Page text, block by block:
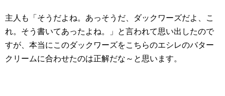
主人も「そうだよね。あっそうだ、ダックワーズだよ、こ
れ。そう書いてあったよね。」と言われて思い出したので
すが、本当にこのダックワーズをこちらのエシレのバター
クリームに合わせたのは正解だな～と思います。